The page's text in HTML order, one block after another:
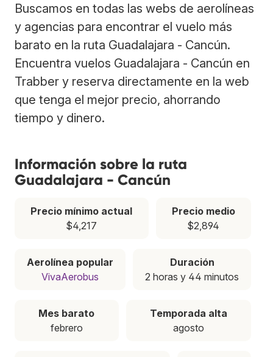
Buscamos en todas las webs de aerolíneas
y agencias para encontrar el vuelo más
barato en la ruta Guadalajara - Cancún.
Encuentra vuelos Guadalajara - Cancún en
Trabber y reserva directamente en la web
que tenga el mejor precio, ahorrando
tiempo y dinero.
Información sobre la ruta
Guadalajara - Cancún
Precio mínimo actual
$4,217
Precio medio
$2,894
Aerolínea popular
VivaAerobus
Duración
2 horas y 44 minutos
Mes barato
febrero
Temporada alta
agosto